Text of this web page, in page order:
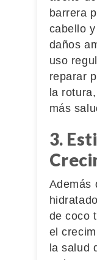
barrera
cabello
daños
uso
reparar
la
más
3.
Además
de coco
el
la salud